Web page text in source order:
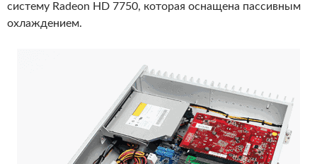
систему Radeon HD 7750, которая оснащена пассивным
охлаждением.